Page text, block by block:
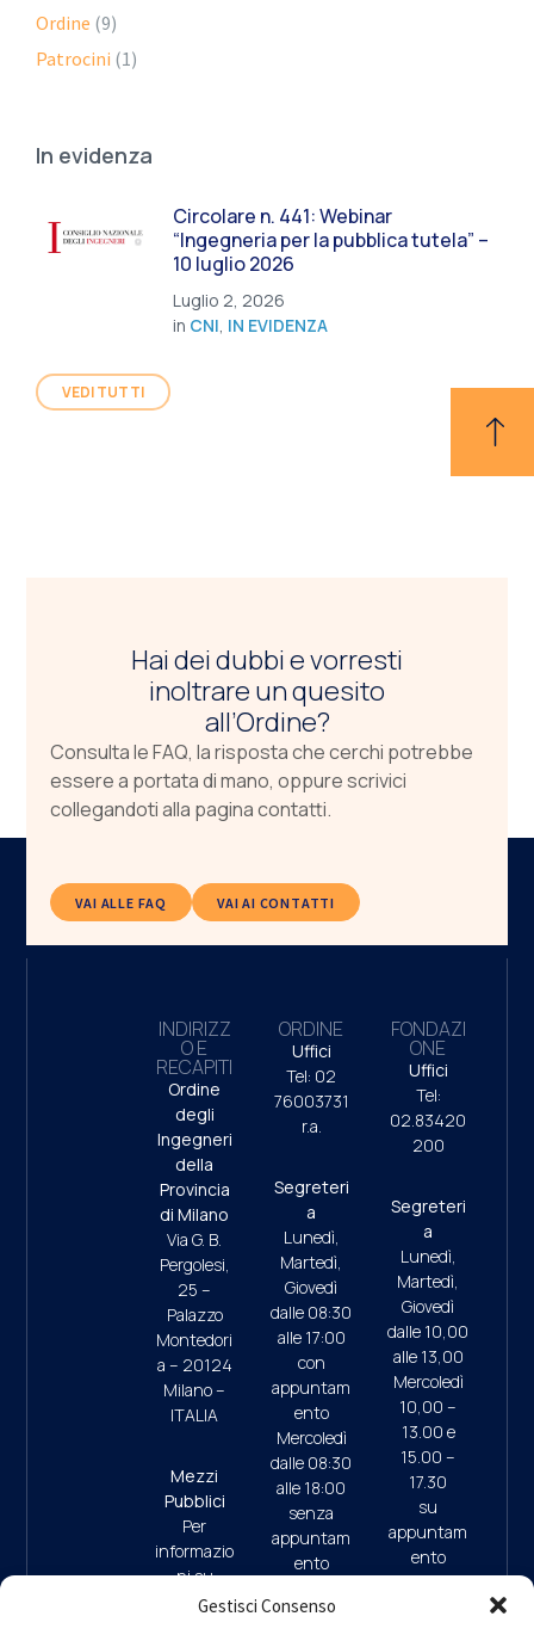
Gestisci Consenso
Ordine (9)
Patrocini (1)
In evidenza
Circolare n. 441: Webinar
“Ingegneria per la pubblica tutela” –
10 luglio 2026
Luglio 2, 2026
in CNI, IN EVIDENZA
VEDI TUTTI
Hai dei dubbi e vorresti
inoltrare un quesito
all’Ordine?
Consulta le FAQ, la risposta che cerchi potrebbe
essere a portata di mano, oppure scrivici
collegandoti alla pagina contatti.
VAI ALLE FAQ VAI AI CONTATTI
INDIRIZZ
O E
RECAPITI
Ordine
degli
Ingegneri
della
Provincia
di Milano
Via G. B.
Pergolesi,
25 –
Palazzo
Montedori
a – 20124
Milano –
ITALIA
Mezzi
Pubblici
Per
informazio
ni su
mezzi
ORDINE
Uffici
Tel: 02
76003731
r.a.
Segreteri
a
Lunedì,
Martedì,
Giovedì
dalle 08:30
alle 17:00
con
appuntam
ento
Mercoledì
dalle 08:30
alle 18:00
senza
appuntam
ento
accesso
FONDAZI
ONE
Uffici
Tel:
02.83420
200
Segreteri
a
Lunedì,
Martedì,
Giovedì
dalle 10,00
alle 13,00
Mercoledì
10,00 –
13.00 e
15.00 –
17.30
su
appuntam
ento